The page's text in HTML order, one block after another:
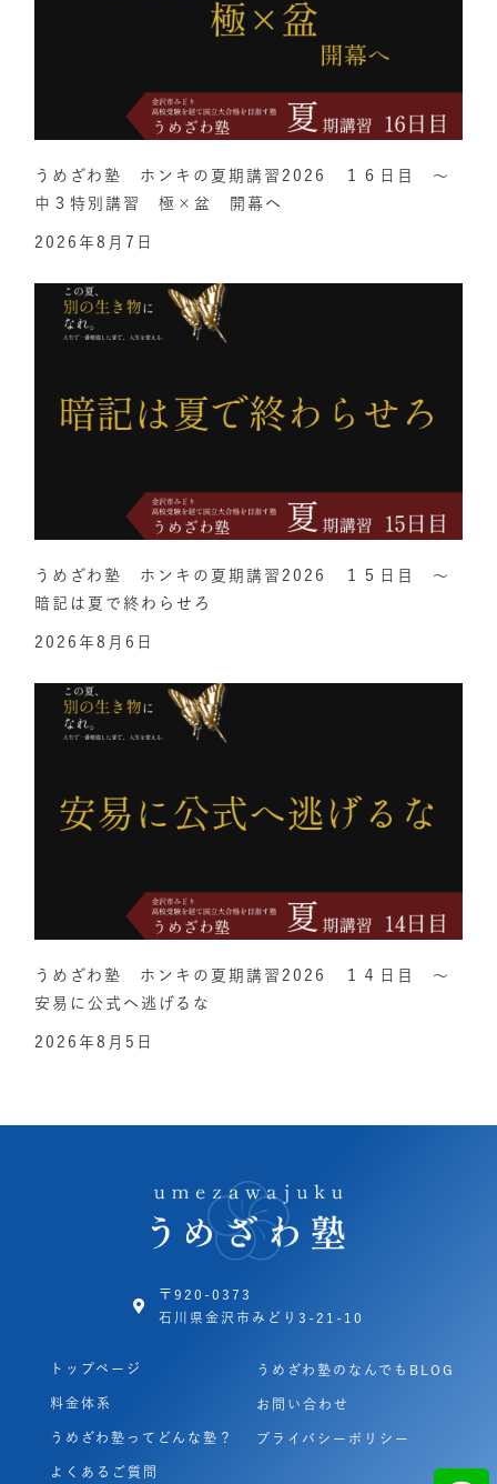
うめざわ塾 ホンキの夏期講習2026 １６日目 ～
中３特別講習 極×盆 開幕へ
2026年8月7日
うめざわ塾 ホンキの夏期講習2026 １５日目 ～
暗記は夏で終わらせろ
2026年8月6日
うめざわ塾 ホンキの夏期講習2026 １４日目 ～
安易に公式へ逃げるな
2026年8月5日
〒920-0373
石川県金沢市みどり3-21-10
トップページ
料金体系
うめざわ塾ってどんな塾？
よくあるご質問
うめざわ塾のなんでもBLOG
お問い合わせ
プライバシーポリシー